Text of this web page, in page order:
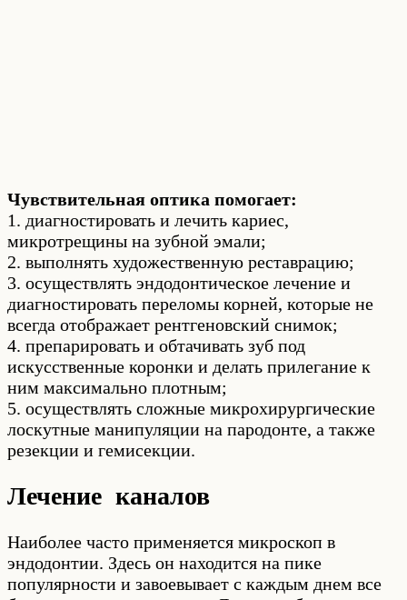
Чувствительная оптика помогает:
1. диагностировать и лечить кариес,
микротрещины на зубной эмали;
2. выполнять художественную реставрацию;
3. осуществлять эндодонтическое лечение и
диагностировать переломы корней, которые не
всегда отображает рентгеновский снимок;
4. препарировать и обтачивать зуб под
искусственные коронки и делать прилегание к
ним максимально плотным;
5. осуществлять сложные микрохирургические
лоскутные манипуляции на пародонте, а также
резекции и гемисекции.
Лечение каналов
Наиболее часто применяется микроскоп в
эндодонтии. Здесь он находится на пике
популярности и завоевывает с каждым днем все